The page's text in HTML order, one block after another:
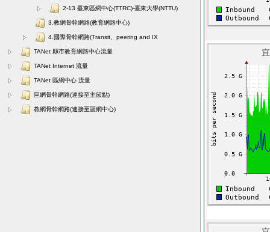
2-13 臺東區網中心(TTRC)-臺東大學(NTTU)
3.教網骨幹網路(教育網路中心)
4.國際骨幹網路(Transit、peering and IX
TANet 縣市教育網路中心流量
TANet Internet 流量
TANet 區網中心 流量
區網骨幹網路(連接至主節點)
教網骨幹網路(連接至區網中心)